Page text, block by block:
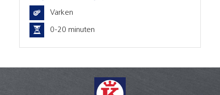
Varken
0-20 minuten